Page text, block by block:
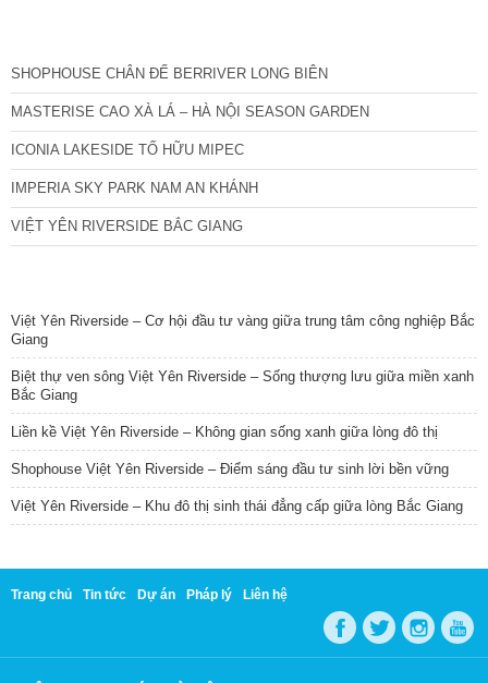
SHOPHOUSE CHÂN ĐẾ BERRIVER LONG BIÊN
MASTERISE CAO XÀ LÁ – HÀ NỘI SEASON GARDEN
ICONIA LAKESIDE TỐ HỮU MIPEC
IMPERIA SKY PARK NAM AN KHÁNH
VIỆT YÊN RIVERSIDE BẮC GIANG
Việt Yên Riverside – Cơ hội đầu tư vàng giữa trung tâm công nghiệp Bắc
Giang
Biệt thự ven sông Việt Yên Riverside – Sống thượng lưu giữa miền xanh
Bắc Giang
Liền kề Việt Yên Riverside – Không gian sống xanh giữa lòng đô thị
Shophouse Việt Yên Riverside – Điểm sáng đầu tư sinh lời bền vững
Việt Yên Riverside – Khu đô thị sinh thái đẳng cấp giữa lòng Bắc Giang
Trang chủ Tin tức Dự án Pháp lý Liên hệ